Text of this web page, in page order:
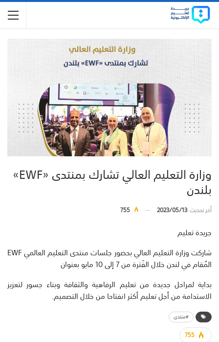
وزارة التعليم العالي تشارك بمنتدى «EWF»
بلندن
أخر تحديث2023/05/13
755
جريدة تعليم
شاركت وزارة التعليم العالي بحضور جلسات منتدى التعليم العالمي EWF
المُقام في لندن خلال الفَترة من 7 إلى 10 مايو بعنوان
بداية لمراحل جديدة من تعليم الرفاهية والثقافة وبناء جسور لتعزيز
الاستدامة من أجل تعليم أكثر انفتاحا من خلال التصميم.
#منتدى
755